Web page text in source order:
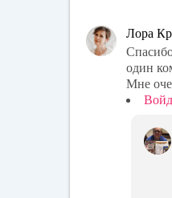
Лора
один
Мне